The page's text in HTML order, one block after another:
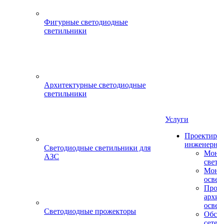
Фигурные светодиодные
светильники
Архитектурные светодиодные
светильники
Светодиодные светильники для
АЗС
Светодиодные прожекторы
Услуги